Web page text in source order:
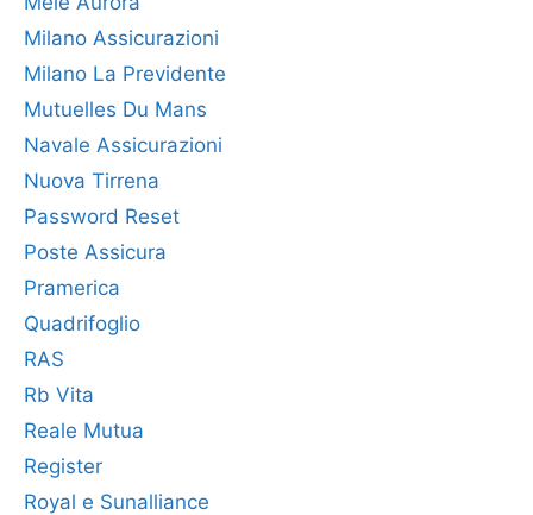
Milano Assicurazioni
Milano La Previdente
Mutuelles Du Mans
Navale Assicurazioni
Nuova Tirrena
Password Reset
Poste Assicura
Pramerica
Quadrifoglio
RAS
Rb Vita
Reale Mutua
Register
Royal e Sunalliance